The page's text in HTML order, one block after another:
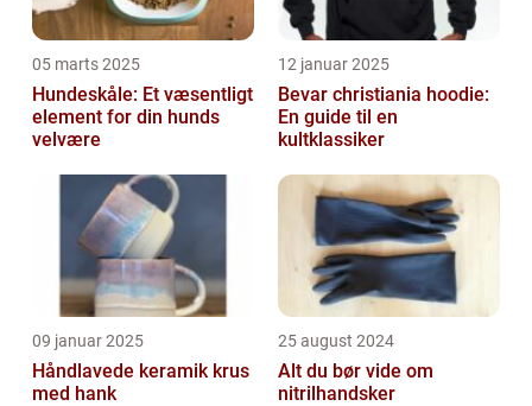
05 marts 2025
Hundeskåle: Et væsentligt
element for din hunds
velvære
12 januar 2025
Bevar christiania hoodie:
En guide til en
kultklassiker
09 januar 2025
Håndlavede keramik krus
med hank
25 august 2024
Alt du bør vide om
nitrilhandsker